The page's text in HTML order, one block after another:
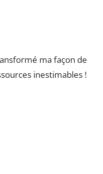
ma façon de
inestimables !